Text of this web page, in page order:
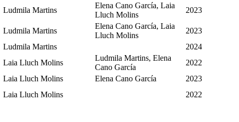
Ludmila Martins
Elena Cano García, Laia
Lluch Molins
2023
Ludmila Martins
Elena Cano García, Laia
Lluch Molins
2023
Ludmila Martins
2024
Laia Lluch Molins
Ludmila Martins, Elena
Cano García
2022
Laia Lluch Molins Elena Cano García
2023
Laia Lluch Molins 2022